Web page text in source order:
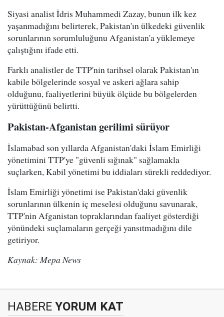
Siyasi analist İdris Muhammedi Zazay, bunun ilk kez
yaşanmadığını belirterek, Pakistan'ın ülkedeki güvenlik
sorunlarının sorumluluğunu Afganistan'a yüklemeye
çalıştığını ifade etti.
Farklı analistler de TTP'nin tarihsel olarak Pakistan'ın
kabile bölgelerinde sosyal ve askeri ağlara sahip
olduğunu, faaliyetlerini büyük ölçüde bu bölgelerden
yürüttüğünü belirtti.
Pakistan-Afganistan gerilimi sürüyor
İslamabad son yıllarda Afganistan'daki İslam Emirliği
yönetimini TTP'ye "güvenli sığınak" sağlamakla
suçlarken, Kabil yönetimi bu iddiaları sürekli reddediyor.
İslam Emirliği yönetimi ise Pakistan'daki güvenlik
sorunlarının ülkenin iç meselesi olduğunu savunarak,
TTP'nin Afganistan topraklarından faaliyet gösterdiği
yönündeki suçlamaların gerçeği yansıtmadığını dile
getiriyor.
Kaynak: Mepa News
HABERE YORUM KAT